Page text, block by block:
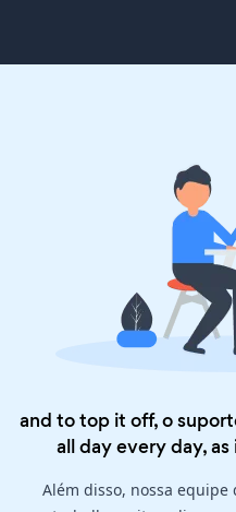
and to top it off, o
all day every day, as
Além disso, nossa